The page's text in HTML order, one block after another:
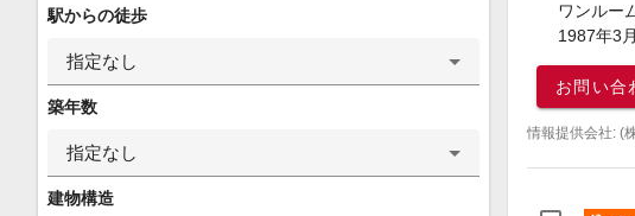
駅からの徒歩
指定なし
築年数
指定なし
建物構造
ワンルー
1987年3
お問い合
情報提供会社: (